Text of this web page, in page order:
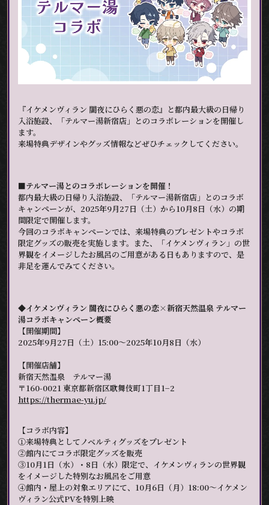
『イケメンヴィラン 闇夜にひらく悪の恋』と都内最大級の日帰り
入浴施設、「テルマー湯新宿店」とのコラボレーションを開催し
ます。
来場特典デザインやグッズ情報などぜひチェックしてください。
■テルマー湯とのコラボレーションを開催！
都内最大級の日帰り入浴施設、「テルマー湯新宿店」とのコラボ
キャンペーンが、2025年9月27日（土）から10月8日（水）の期
間限定で開催します。
今回のコラボキャンペーンでは、来場特典のプレゼントやコラボ
限定グッズの販売を実施します。また、「イケメンヴィラン」の世
界観をイメージしたお風呂のご用意がある日もありますので、是
非足を運んでみてください。
◆イケメンヴィラン 闇夜にひらく悪の恋×新宿天然温泉 テルマー
湯コラボキャンペーン概要
【開催期間】
2025年9月27日（土）15:00～2025年10月8日（水）
【開催店舗】
新宿天然温泉 テルマー湯
〒160-0021 東京都新宿区歌舞伎町1丁目1−2
https://thermae-yu.jp/
【コラボ内容】
➀来場特典としてノベルティグッズをプレゼント
➁館内にてコラボ限定グッズを販売
➂10月1日（水）・8日（水）限定で、イケメンヴィランの世界観
をイメージした特別なお風呂をご用意
➃館内・屋上の対象エリアにて、10月6日（月）18:00～イケメン
ヴィラン公式PVを特別上映